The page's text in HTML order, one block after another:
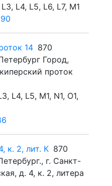
L4, L5, L6, L7, M1
14 870
Город,
проток
L4, L5, M1, N1, O1,
к. 2, лит. К 870
г. Санкт-
д. 4, к. 2, литера